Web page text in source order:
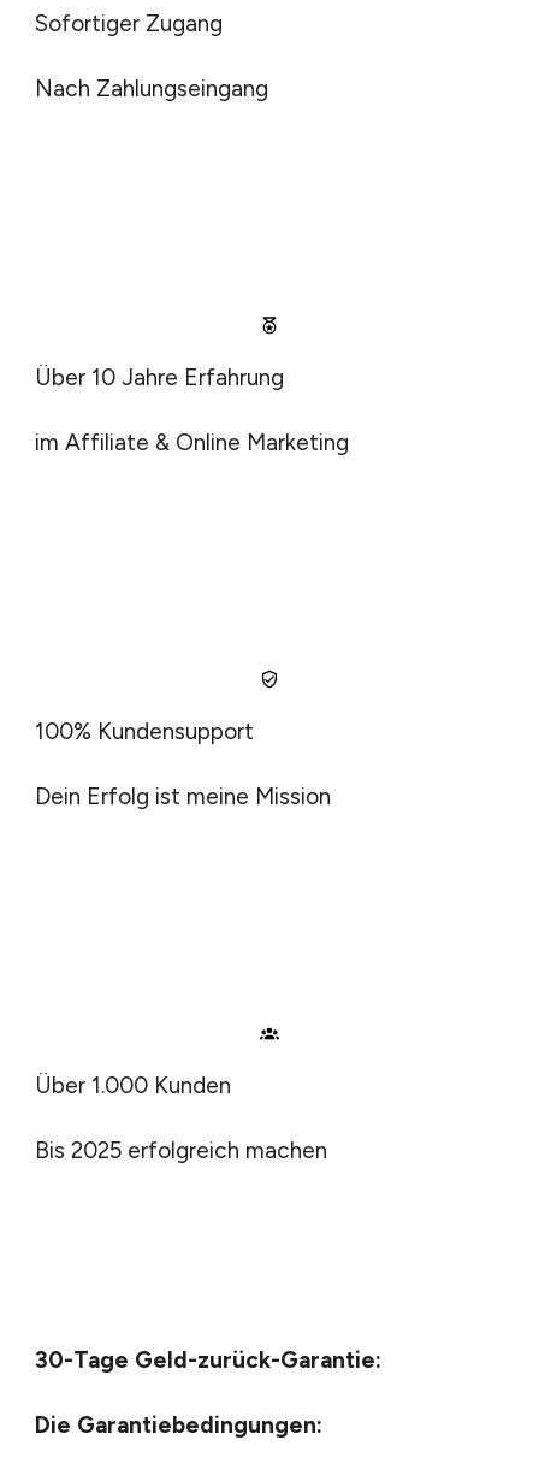
Sofortiger Zugang
Nach Zahlungseingang
Über 10 Jahre Erfahrung
im Affiliate & Online Marketing
100% Kundensupport
Dein Erfolg ist meine Mission
Über 1.000 Kunden
Bis 2025 erfolgreich machen
30-Tage Geld-zurück-Garantie:
Die Garantiebedingungen: